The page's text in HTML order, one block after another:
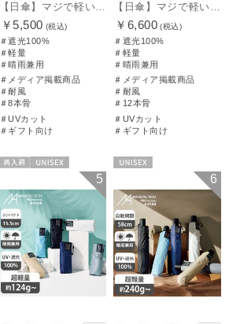
【日傘】マジで軽い傘 マジカルテックプロテクション（MAGICAL TECH PROTECTION）Tough W rib55cm 耐風 軽量 遮光100
￥5,500 (税込)
＃遮光100%
＃軽量
＃晴雨兼用
＃メディア掲載商品
＃耐風
＃8本骨
＃UVカット
＃ギフト向け
【日傘】マジで軽い傘 マジカルテックプロテクション（MAGICAL TECH PROTECTION）Tough 12 rib55cm
￥6,600 (税込)
＃遮光100%
＃軽量
＃晴雨兼用
＃メディア掲載商品
＃耐風
＃12本骨
＃UVカット
＃ギフト向け
5 6